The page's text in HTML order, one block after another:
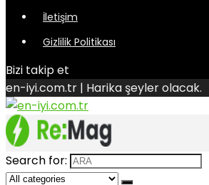
İletişim
Gizlilik Politikası
Bizi takip et
en-iyi.com.tr | Harika şeyler olacak.
Search for: